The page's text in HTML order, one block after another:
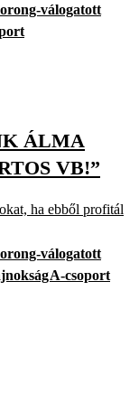
válogatott
ÁLMA
VB!”
ha ebből profitál
válogatott
A-csoport